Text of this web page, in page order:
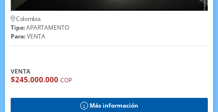
Colombia
Tipo:APARTAMENTO
Para:VENTA
VENTA
$245.000.000 COP
Más información